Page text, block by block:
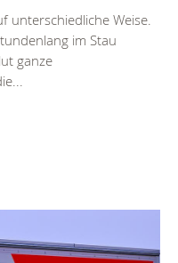
unterschiedliche Weise.
im Stau
ganze